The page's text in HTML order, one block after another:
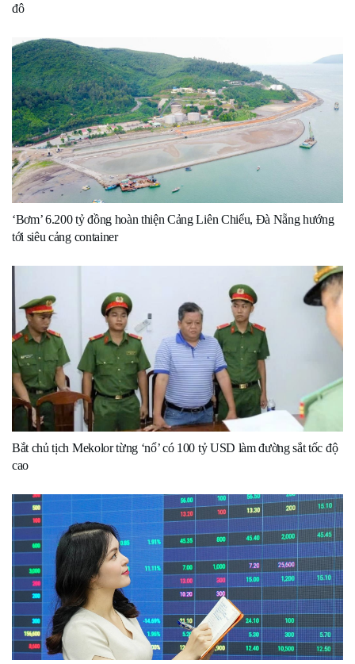
đô
‘Bơm’ 6.200 tỷ đồng hoàn thiện Cảng Liên Chiểu, Đà Nẵng hướng
tới siêu cảng container
Bắt chủ tịch Mekolor từng ‘nổ’ có 100 tỷ USD làm đường sắt tốc độ
cao